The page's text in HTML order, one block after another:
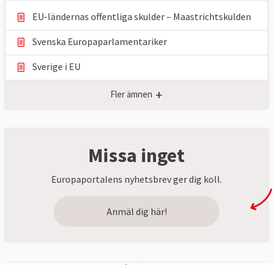
EU-ländernas offentliga skulder – Maastrichtskulden
Svenska Europaparlamentariker
Sverige i EU
Fler ämnen +
Missa inget
Europaportalens nyhetsbrev ger dig koll.
Anmäl dig här!